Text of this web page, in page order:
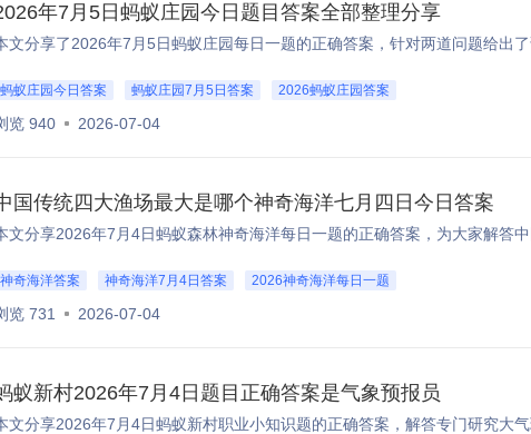
年7月5日蚂蚁庄园今日题目答案全部整理分享
蚂蚁庄园今日答案 蚂蚁庄园7月5日答案 2026蚂蚁庄园答案
览 940 2026-07-04
国传统四大渔场最大是哪个神奇海洋七月四日今日答案
神奇海洋答案 神奇海洋7月4日答案 2026神奇海洋每日一题
览 731 2026-07-04
蚁新村2026年7月4日题目正确答案是气象预报员